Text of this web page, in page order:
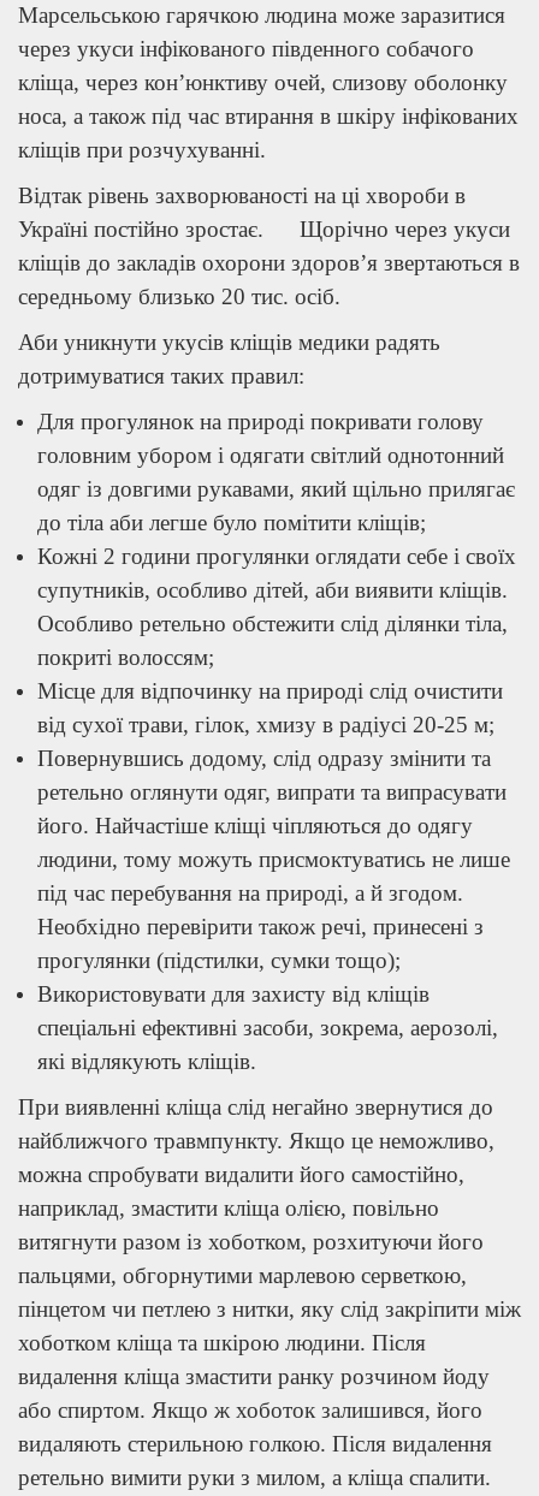
Марсельською гарячкою людина може заразитися
через укуси інфікованого південного собачого
кліща, через кон’юнктиву очей, слизову оболонку
носа, а також під час втирання в шкіру інфікованих
кліщів при розчухуванні.
Відтак рівень захворюваності на ці хвороби в
Україні постійно зростає. Щорічно через укуси
кліщів до закладів охорони здоров’я звертаються в
середньому близько 20 тис. осіб.
Аби уникнути укусів кліщів медики радять
дотримуватися таких правил:
Для прогулянок на природі покривати голову
головним убором і одягати світлий однотонний
одяг із довгими рукавами, який щільно прилягає
до тіла аби легше було помітити кліщів;
Кожні 2 години прогулянки оглядати себе і своїх
супутників, особливо дітей, аби виявити кліщів.
Особливо ретельно обстежити слід ділянки тіла,
покриті волоссям;
Місце для відпочинку на природі слід очистити
від сухої трави, гілок, хмизу в радіусі 20-25 м;
Повернувшись додому, слід одразу змінити та
ретельно оглянути одяг, випрати та випрасувати
його. Найчастіше кліщі чіпляються до одягу
людини, тому можуть присмоктуватись не лише
під час перебування на природі, а й згодом.
Необхідно перевірити також речі, принесені з
прогулянки (підстилки, сумки тощо);
Використовувати для захисту від кліщів
спеціальні ефективні засоби, зокрема, аерозолі,
які відлякують кліщів.
При виявленні кліща слід негайно звернутися до
найближчого травмпункту. Якщо це неможливо,
можна спробувати видалити його самостійно,
наприклад, змастити кліща олією, повільно
витягнути разом із хоботком, розхитуючи його
пальцями, обгорнутими марлевою серветкою,
пінцетом чи петлею з нитки, яку слід закріпити між
хоботком кліща та шкірою людини. Після
видалення кліща змастити ранку розчином йоду
або спиртом. Якщо ж хоботок залишився, його
видаляють стерильною голкою. Після видалення
ретельно вимити руки з милом, а кліща спалити.